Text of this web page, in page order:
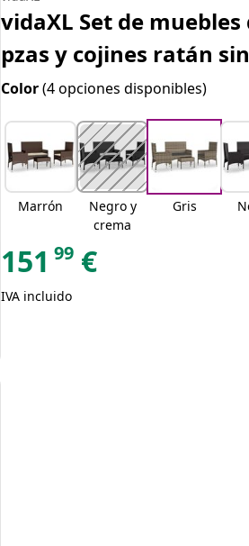
vidaXL Set de
pzas y cojines ratán
Color(4 opciones disponibles)
Marrón
Negro y
crema
Gris
151 99 €
IVA incluido